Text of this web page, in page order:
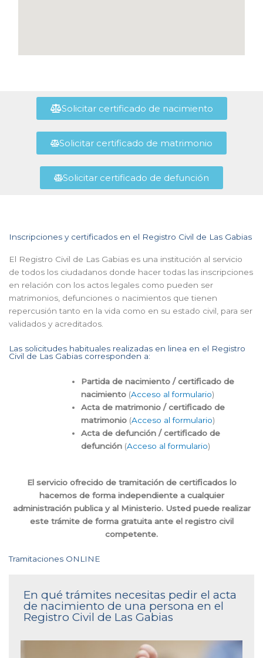
Solicitar certificado de nacimiento
Solicitar certificado de matrimonio
Solicitar certificado de defunción
Inscripciones y certificados en el Registro Civil de Las Gabias
El Registro Civil de Las Gabias es una institución al servicio
de todos los ciudadanos donde hacer todas las inscripciones
en relación con los actos legales como pueden ser
matrimonios, defunciones o nacimientos que tienen
repercusión tanto en la vida como en su estado civil, para ser
validados y acreditados.
Las solicitudes habituales realizadas en linea en el Registro
Civil de Las Gabias corresponden a:
Partida de nacimiento / certificado de
nacimiento (Acceso al formulario)
Acta de matrimonio / certificado de
matrimonio (Acceso al formulario)
Acta de defunción / certificado de
defunción (Acceso al formulario)
El servicio ofrecido de tramitación de certificados lo
hacemos de forma independiente a cualquier
administración publica y al Ministerio. Usted puede realizar
este trámite de forma gratuita ante el registro civil
competente.
Tramitaciones ONLINE
En qué trámites necesitas pedir el acta
de nacimiento de una persona en el
Registro Civil de Las Gabias